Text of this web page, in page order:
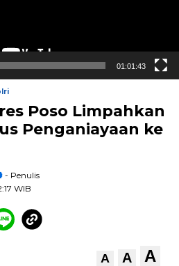
01:01:43
Poso Limpahkan
Penganiayaan ke
- Penulis
WIB
A A A